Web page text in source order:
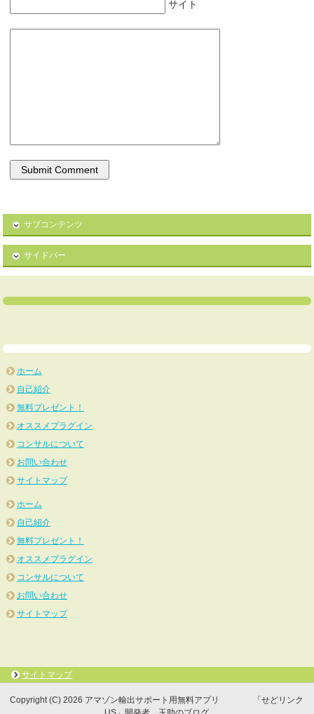
サイト
サブコンテンツ
サイドバー
ホーム
自己紹介
無料プレゼント！
オススメプラグイン
コンサルについて
お問い合わせ
サイトマップ
ホーム
自己紹介
無料プレゼント！
オススメプラグイン
コンサルについて
お問い合わせ
サイトマップ
サイトマップ
Copyright (C) 2026 アマゾン輸出サポート用無料アプリ 「せどリンク